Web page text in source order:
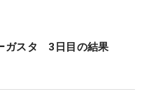
「思ったよりも右に
ピッタリと止まっ
ンチと近い。
の香妻。「めちゃく
ガスタ 3日目の結果